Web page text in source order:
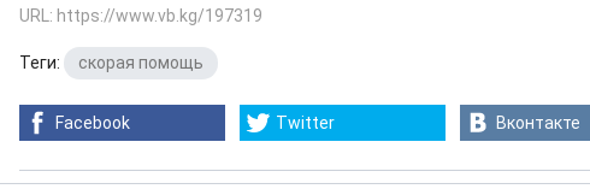
URL: https://www.vb.kg/197319
Теги: скорая помощь
Facebook Twitter Вконтакте